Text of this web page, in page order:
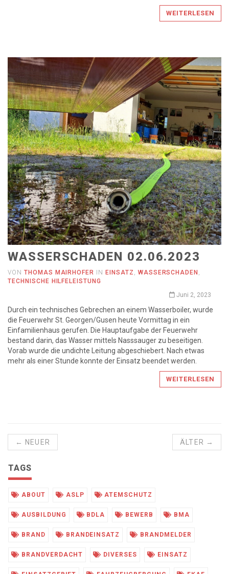
WEITERLESEN
WASSERSCHADEN 02.06.2023
VON THOMAS MAIRHOFER IN EINSATZ , WASSERSCHADEN ,
TECHNISCHE HILFELEISTUNG
Juni 2, 2023
Durch ein technisches Gebrechen an einem Wasserboiler, wurde
die Feuerwehr St. Georgen/Gusen heute Vormittag in ein
Einfamilienhaus gerufen. Die Hauptaufgabe der Feuerwehr
bestand darin, das Wasser mittels Nasssauger zu beseitigen.
Vorab wurde die undichte Leitung abgeschiebert. Nach etwas
mehr als einer Stunde konnte der Einsatz beendet werden.
WEITERLESEN
← NEUER ÄLTER →
TAGS
ABOUT ASLP ATEMSCHUTZ
AUSBILDUNG BDLA BEWERB BMA
BRAND BRANDEINSATZ BRANDMELDER
BRANDVERDACHT DIVERSES EINSATZ